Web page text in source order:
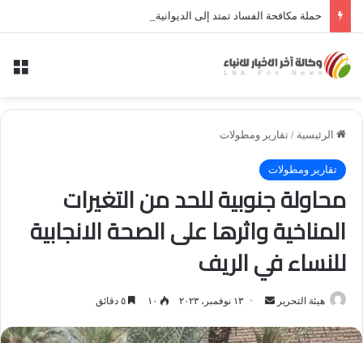
الرئيسية / تقارير ومطولات
تقارير ومطولات
محاولة جنوبية للحد من التغيرات
المناخية واثرها على الصحة الانجابية
للنساء في الريف
هيئة التحرير
س
١٣ نوفمبر، ٢٠٢٣ ١٠